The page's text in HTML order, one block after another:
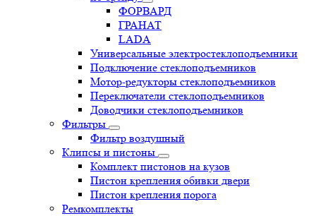
ФОРВАРД
ГРАНАТ
LADA
Универсальные электростеклоподъемники
Подключение стеклоподъемников
Мотор-редукторы стеклоподъемников
Переключатели стеклоподъемников
Доводчики стеклоподъемников
Фильтры
Фильтр воздушный
Клипсы и пистоны
Комплект пистонов на кузов
Пистон крепления обивки двери
Пистон крепления порога
Ремкомплекты